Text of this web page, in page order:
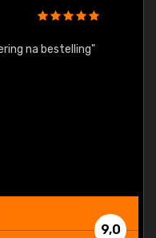
na bestelling"
9,0